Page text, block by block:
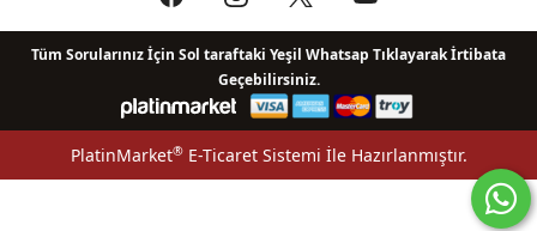
Tüm Sorularınız İçin Sol taraftaki Yeşil Whatsap Tıklayarak İrtibata
Geçebilirsiniz.
PlatinMarket®E-Ticaret Sistemi İle Hazırlanmıştır.